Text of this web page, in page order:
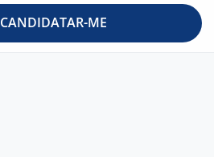
CANDIDATAR-ME